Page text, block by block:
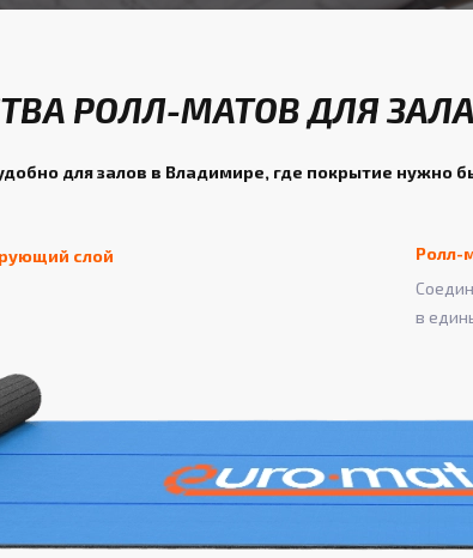
РОЛЛ-МАТОВ ДЛЯ
для залов в Владимире, где покрытие нужно
слой
Ролл-
в